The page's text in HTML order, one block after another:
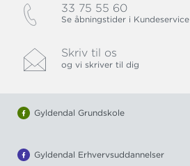
33 75 55 60
Se åbningstider i Kundeservice
Skriv til os
og vi skriver til dig
Gyldendal Grundskole
Gyldendal Erhvervsuddannelser